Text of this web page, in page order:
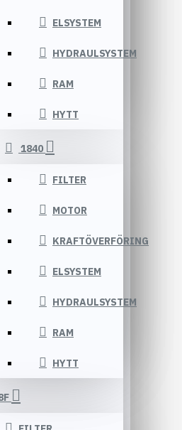
ELSYSTEM
HYDRAULSYSTEM
RAM
HYTT
1840
FILTER
MOTOR
KRAFTÖVERFÖRING
ELSYSTEM
HYDRAULSYSTEM
RAM
HYTT